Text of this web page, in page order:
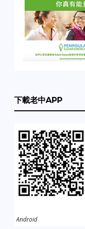
下載老中APP
Android